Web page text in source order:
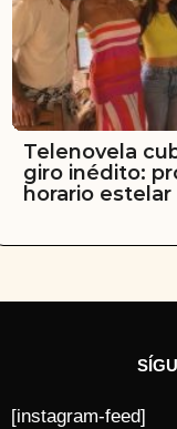
Telenovela
giro inédito:
horario
[instagram-feed]